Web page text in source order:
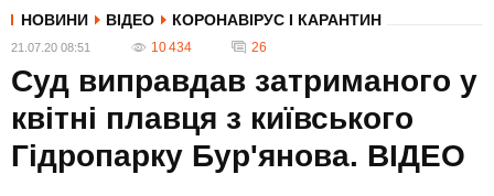
НОВИНИ ВІДЕО КОРОНАВІРУС І КАРАНТИН
21.07.20 08:51 10 434 26
Суд виправдав затриманого у
квітні плавця з київського
Гідропарку Бур'янова. ВIДЕО